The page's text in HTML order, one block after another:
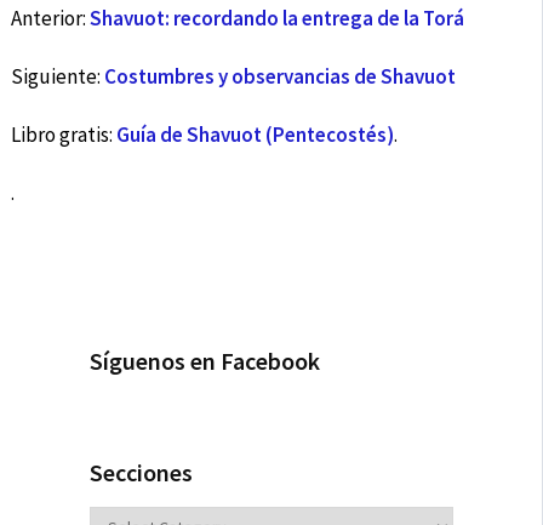
Anterior:Shavuot: recordando la entrega de la Torá
Siguiente: Costumbres y observancias de Shavuot
Libro gratis: Guía de Shavuot (Pentecostés).
.
Síguenos en Facebook
Secciones
Secciones